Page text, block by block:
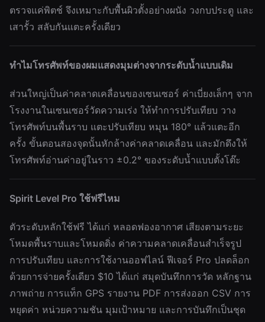
ตรวจแค่พิตช์ จึงเหมาะกับพื้นผิวตั้งอย่างผนัง วงกบประตู และ
เสารั้ว สลับกันแตะครั้งเดียว
ทำไมโทรศัพท์ของผมแสดงมุมต่างจากระดับน้ำแบบเดิม
ส่วนใหญ่เป็นค่าคลาดเคลื่อนของเซนเซอร์ ค่าเบี่ยงเล็กๆ จาก
โรงงานในเซนเซอร์วัดความเร่ง ให้ทำการปรับเทียบ วาง
โทรศัพท์บนพื้นราบ แตะปรับเทียบ หมุน 180° แล้วแตะอีก
ครั้ง ขั้นตอนสองจุดนั้นหักล้างค่าคลาดเคลื่อน และมักดึงให้
โทรศัพท์อ่านค่าอยู่ในราว ±0.2° ของระดับน้ำแบบตั้งโต๊ะ
Spirit Level Pro ใช้ฟรีไหม
ตัวระดับหลักใช้ฟรี ได้แก่ หลอดฟองอากาศ เสียงตามระยะ
โหมดพื้นราบและโหมดดิ่ง ค่าความคลาดเคลื่อนสำเร็จรูป
การปรับเทียบ และการใช้งานออฟไลน์ ฟีเจอร์ Pro ปลดล็อก
ด้วยการจ่ายครั้งเดียว $10 ได้แก่ สมุดบันทึกการวัด หลักฐาน
ภาพถ่าย การแท็ก GPS รายงาน PDF การส่งออก CSV การ
หยุดค่า หน่วยความชัน มุมเป้าหมาย และการบันทึกเป็นชุด